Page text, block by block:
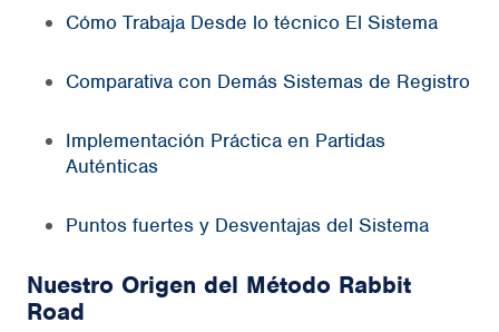
Cómo Trabaja Desde lo técnico El Sistema
Comparativa con Demás Sistemas de Registro
Implementación Práctica en Partidas
Auténticas
Puntos fuertes y Desventajas del Sistema
Nuestro Origen del Método Rabbit
Road